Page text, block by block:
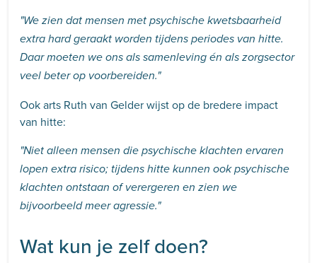
"We zien dat mensen met psychische kwetsbaarheid
extra hard geraakt worden tijdens periodes van hitte.
Daar moeten we ons als samenleving én als zorgsector
veel beter op voorbereiden."
Ook arts Ruth van Gelder wijst op de bredere impact
van hitte:
"Niet alleen mensen die psychische klachten ervaren
lopen extra risico; tijdens hitte kunnen ook psychische
klachten ontstaan of verergeren en zien we
bijvoorbeeld meer agressie."
Wat kun je zelf doen?